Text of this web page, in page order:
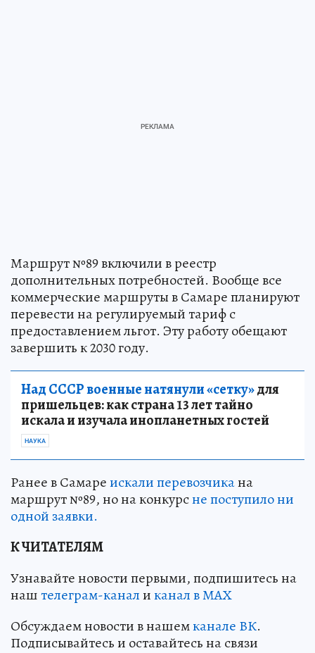
Маршрут №89 включили в реестр
дополнительных потребностей. Вообще все
коммерческие маршруты в Самаре планируют
перевести на регулируемый тариф с
предоставлением льгот. Эту работу обещают
завершить к 2030 году.
Над СССР военные натянули «сетку»для
пришельцев: как страна 13 лет тайно
искала и изучала инопланетных гостей
НАУКА
Ранее в Самареискали перевозчикана
маршрут №89, но на конкурсне поступило ни
одной заявки.
К ЧИТАТЕЛЯМ
Узнавайте новости первыми, подпишитесь на
наштелеграм-каналиканал в МАХ
Обсуждаем новости в нашемканале ВК.
Подписывайтесь и оставайтесь на связи